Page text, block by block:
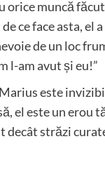
orice muncă
ce face asta, el
de un loc
l-am avut și eu!”
este
el este un erou
decât străzi